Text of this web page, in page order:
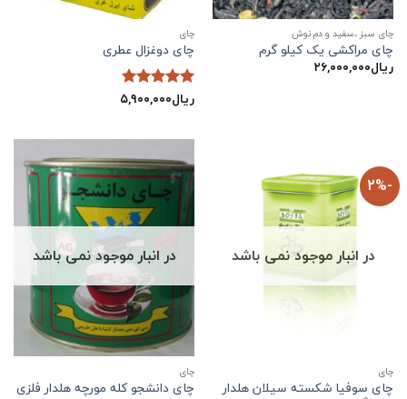
چای سبز ،سفید و دم نوش
چای مراکشی یک کیلو گرم
ریال۲۶,۰۰۰,۰۰۰
چاي
چای دوغزال عطری
نمره5 از
ریال۵,۹۰۰,۰۰۰
-2%
در انبار موجود نمی باشد
چاي
چای سوفیا شکسته سیلان هلدار
در انبار موجود نمی باشد
چاي
چای دانشجو کله مورچه هلدار فلزی